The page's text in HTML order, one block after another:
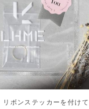
リボンステッカー を付け